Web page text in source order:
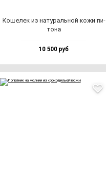
Коше­лек из на­ту­раль­ной ко­жи пи­
то­на
10 500 руб